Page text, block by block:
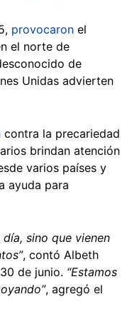
provocaron el
el norte de
de
Unidas advierten
contra la precariedad
brindan atención
varios países y
ayuda para
día, sino que vienen
, contó Albeth
de junio. “Estamos
, agregó el